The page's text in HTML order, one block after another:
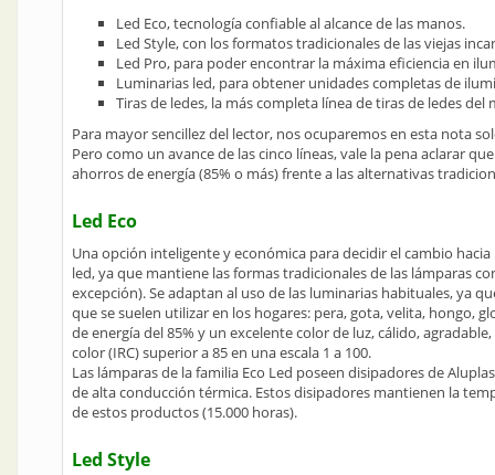
Led Eco, tecnología confiable al alcance de las manos.
Led Style, con los formatos tradicionales de las viejas
Led Pro, para poder encontrar la máxima eficiencia en
Luminarias led, para obtener unidades completas de
Tiras de ledes, la más completa línea de tiras de ledes del
Para mayor sencillez del lector, nos ocuparemos en esta nota
Pero como un avance de las cinco líneas, vale la pena aclarar
ahorros de energía (85% o más) frente a las alternativas
Led Eco
Una opción inteligente y económica para decidir el cambio
led, ya que mantiene las formas tradicionales de las lámparas
excepción). Se adaptan al uso de las luminarias habituales, ya
que se suelen utilizar en los hogares: pera, gota, velita, hongo,
de energía del 85% y un excelente color de luz, cálido,
color (IRC) superior a 85 en una escala 1 a 100.
Las lámparas de la familia Eco Led poseen disipadores de
de alta conducción térmica. Estos disipadores mantienen la
de estos productos (15.000 horas).
Led Style